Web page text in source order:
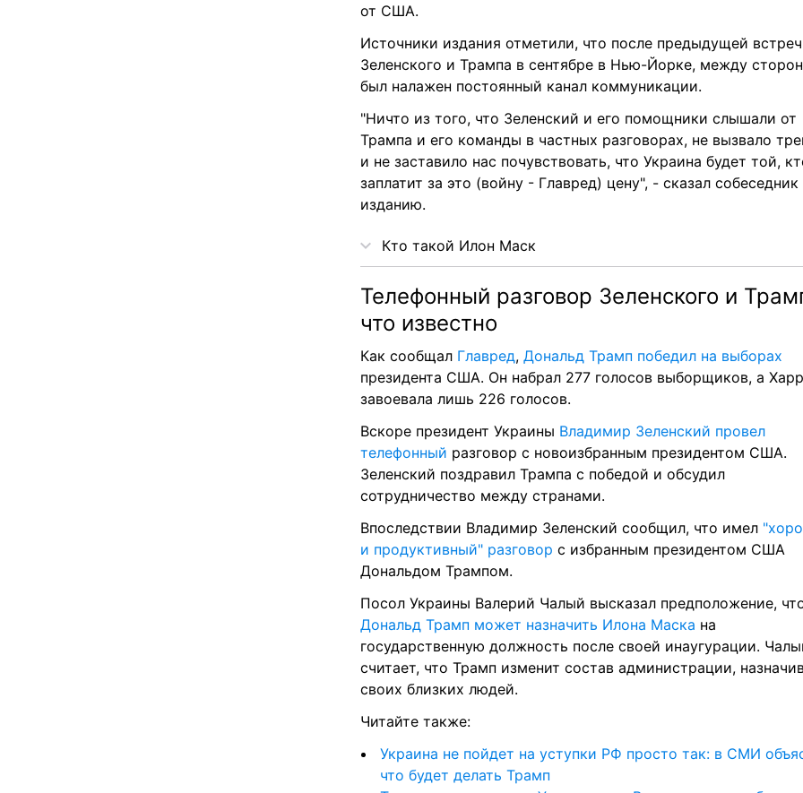
от США.
Источники издания отметили, что после предыдущей
Зеленского и Трампа в сентябре в Нью-Йорке, между
был налажен постоянный канал коммуникации.
"Ничто из того, что Зеленский и его помощники слышали от
Трампа и его команды в частных разговорах, не вызвало
и не заставило нас почувствовать, что Украина будет той,
заплатит за это (войну - Главред) цену", - сказал собеседник
изданию.
Кто такой Илон Маск
Телефонный разговор Зеленского и
что известно
Как сообщал Главред, Дональд Трамп победил на выборах
президента США. Он набрал 277 голосов выборщиков, а
завоевала лишь 226 голосов.
Вскоре президент Украины Владимир Зеленский провел
телефонный разговор с новоизбранным президентом США.
Зеленский поздравил Трампа с победой и обсудил
сотрудничество между странами.
Впоследствии Владимир Зеленский сообщил, что имел
и продуктивный" разговор с избранным президентом США
Дональдом Трампом.
Дональд Трамп может назначить Илона Маска на
государственную должность после своей инаугурации.
считает, что Трамп изменит состав администрации,
своих близких людей.
Читайте также:
Украина не пойдет на уступки РФ просто так: в СМИ
что будет делать Трамп